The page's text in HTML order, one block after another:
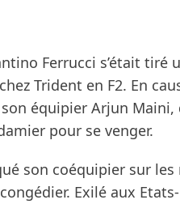
Ferrucci s’était
Trident en F2. En
équipier Arjun
pour se venger.
son coéquipier sur les
Exilé aux